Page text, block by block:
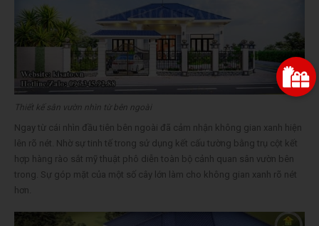
Thiết kế sân vườn nhìn từ bên ngoài
Ngay từ cái nhìn đầu tiên bên ngoài đã cảm nhận không gian xanh hiện
lên rõ nét. Nhờ sự tinh tế trong sử dụng kết cấu tường bằng trụ cột kết
hợp hàng rào sắt mỹ thuật phô diễn toàn bộ cảnh quan sân vườn bên
trong. Sự góp mặt của một số cây lớn làm cho không gian xanh rõ nét
hơn.